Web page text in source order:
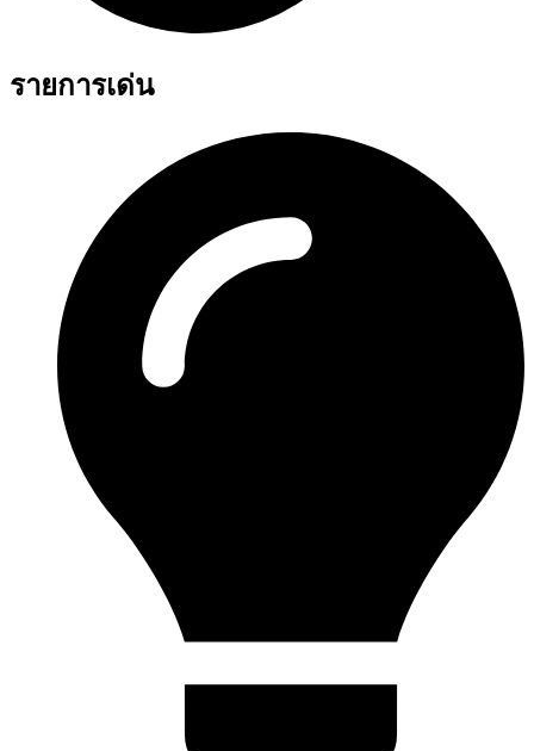
รายการเด่น